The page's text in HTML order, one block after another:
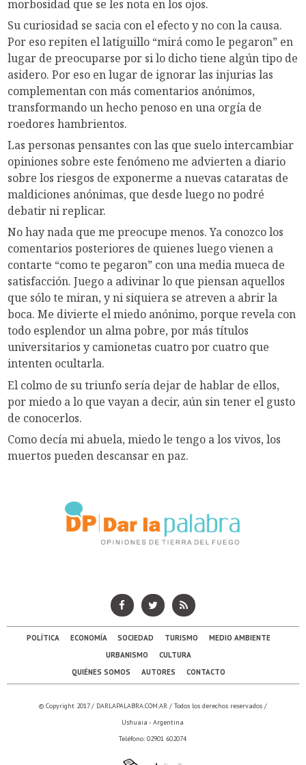
morbosidad que se les nota en los ojos.
Su curiosidad se sacia con el efecto y no con la causa.
Por eso repiten el latiguillo “mirá como le pegaron” en
lugar de preocuparse por si lo dicho tiene algún tipo de
asidero. Por eso en lugar de ignorar las injurias las
complementan con más comentarios anónimos,
transformando un hecho penoso en una orgía de
roedores hambrientos.
Las personas pensantes con las que suelo intercambiar
opiniones sobre este fenómeno me advierten a diario
sobre los riesgos de exponerme a nuevas cataratas de
maldiciones anónimas, que desde luego no podré
debatir ni replicar.
No hay nada que me preocupe menos. Ya conozco los
comentarios posteriores de quienes luego vienen a
contarte “como te pegaron” con una media mueca de
satisfacción. Juego a adivinar lo que piensan aquellos
que sólo te miran, y ni siquiera se atreven a abrir la
boca. Me divierte el miedo anónimo, porque revela con
todo esplendor un alma pobre, por más títulos
universitarios y camionetas cuatro por cuatro que
intenten ocultarla.
El colmo de su triunfo sería dejar de hablar de ellos,
por miedo a lo que vayan a decir, aún sin tener el gusto
de conocerlos.
Como decía mi abuela, miedo le tengo a los vivos, los
muertos pueden descansar en paz.
POLÍTICA ECONOMÍA SOCIEDAD TURISMO
MEDIO AMBIENTE
URBANISMO
CULTURA
QUIÉNES SOMOS
AUTORES CONTACTO
© Copyright 2017 / DARLAPALABRA.COM.AR/ Todos los derechos reservados /
Ushuaia - Argentina
Teléfono: 02901 602074